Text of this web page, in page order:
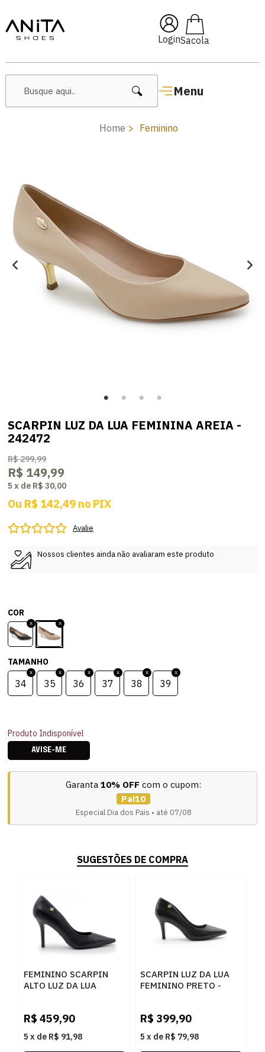
Login
Menu
🔥 Lançamentos Femininos
Home Feminino
SCARPIN LUZ DA LUA FEMININA AREIA -
242472
R$ 299,99
R$ 149,99
5 x de R$ 30,00
Ou R$ 142,49 no PIX
Avalie
Nossos clientes ainda não avaliaram este produto
COR
TAMANHO
34 35 36 37 38 39
Produto Indisponível
AVISE-ME
Garanta 10% OFF com o cupom:
Pai10
Especial Dia dos Pais • até 07/08
SUGESTÕES DE COMPRA
FEMININO SCARPIN
ALTO LUZ DA LUA
R$ 459,90
5 x de R$ 91,98
SCARPIN LUZ DA LUA
FEMININO PRETO -
R$ 399,90
5 x de R$ 79,98